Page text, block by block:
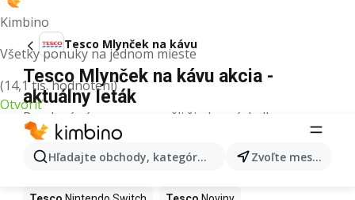
Kimbino
Všetky ponuky na jednom mieste
(14,1 tis. hodnotení)
Otvoriť
Hľadajte obchody, kategórie, produkty... Zvoľte mesto
Tesco Mlynček na kávu
Tesco Mlynček na kávu akcia -
aktuálny leták
Pre daný výraz sme nenašli žiadne výsledky.
Ďalšie produkty v obchodoch Tesco
Tesco Kapor Tesco Ashwagandha